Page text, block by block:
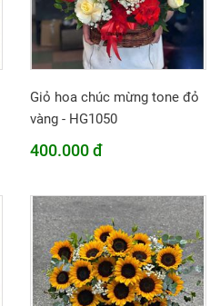
Giỏ hoa chúc mừng tone đỏ
vàng - HG1050
400.000 đ